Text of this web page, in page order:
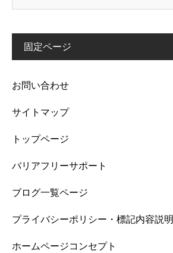
固定ページ
お問い合わせ
サイトマップ
トップページ
バリアフリーサポート
ブログ一覧ページ
プライバシーポリシー・標記内容説明
ホームページコンセプト
問い合わせ